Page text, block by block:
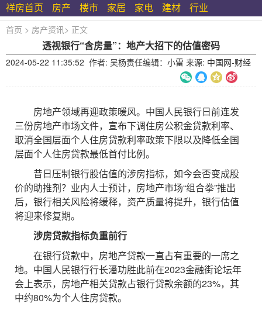
祥房首页 房产 楼市 家居 家电 建材 行业
首页 > 房产资讯> 正文
透视银行“含房量”：地产大招下的估值密码
2024-05-22 11:35:52 作者: 吴杨责任编辑：小雷 来源: 中国网-财经
房地产领域再迎政策暖风。中国人民银行日前连发
三份房地产市场文件，宣布下调住房公积金贷款利率、
取消全国层面个人住房贷款利率政策下限以及降低全国
层面个人住房贷款最低首付比例。
昔日压制银行股估值的涉房指标，如今会否变成股
价的助推剂？业内人士预计，房地产市场“组合拳”推出
后，银行相关风险将缓释，资产质量将提升，银行估值
将迎来修复期。
涉房贷款指标负重前行
在银行贷款中，房地产贷款一直占有重要的一席之
地。中国人民银行行长潘功胜此前在2023金融街论坛年
会上表示，房地产相关贷款占银行贷款余额的23%，其
中约80%为个人住房贷款。